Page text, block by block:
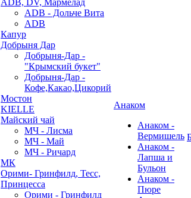
ADB, DV, Мармелад
ADB - Дольче Вита
ADB
Капур
Добрыня Дар
Добрыня-Дар -
"Крымский букет"
Добрыня-Дар -
Кофе,Какао,Цикорий
Мостон
KIELLE
Майский чай
МЧ - Лисма
МЧ - Май
МЧ - Ричард
МК
Орими- Гринфилд, Тесс,
Принцесса
Орими - Гринфилд
Анаком
Анаком -
Вермишель
Анаком -
Лапша и
Бульон
Анаком -
Пюре